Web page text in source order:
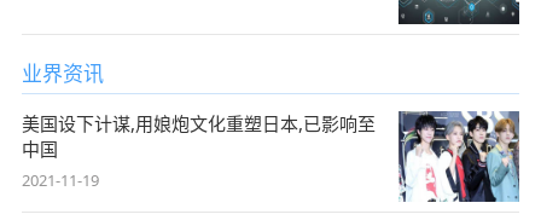
业界资讯
美国设下计谋,用娘炮文化重塑日本,已影响至
中国
2021-11-19